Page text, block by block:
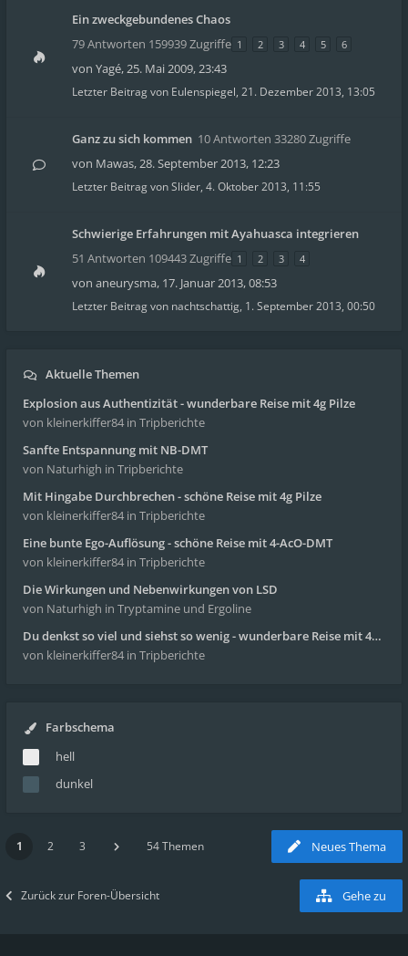
Ein zweckgebundenes Chaos
79 Antworten 159939 Zugriffe 1 2 3 4 5 6
von Yagé,25. Mai 2009, 23:43
Letzter Beitrag von Eulenspiegel, 21. Dezember 2013, 13:05
Ganz zu sich kommen 10 Antworten 33280 Zugriffe
von Mawas,28. September 2013, 12:23
Letzter Beitrag vonSlider, 4. Oktober 2013, 11:55
Schwierige Erfahrungen mit Ayahuasca integrieren
51 Antworten 109443 Zugriffe 1 2 3 4
von aneurysma, 17. Januar 2013, 08:53
Letzter Beitrag von nachtschattig, 1. September 2013, 00:50
Aktuelle Themen
Explosion aus Authentizität - wunderbare Reise mit 4g Pilze
von kleinerkiffer84 in Tripberichte
Sanfte Entspannung mit NB-DMT
von Naturhigh in Tripberichte
Mit Hingabe Durchbrechen - schöne Reise mit 4g Pilze
von kleinerkiffer84 in Tripberichte
Eine bunte Ego-Auflösung - schöne Reise mit 4-AcO-DMT
von kleinerkiffer84 in Tripberichte
Die Wirkungen und Nebenwirkungen von LSD
von Naturhigh in Tryptamine und Ergoline
Du denkst so viel und siehst so wenig - wunderbare Reise mit 4g Pilze
von kleinerkiffer84 in Tripberichte
Farbschema
hell
dunkel
Neues Thema
1 2 3 54 Themen
Zurück zur Foren-Übersicht Gehe zu